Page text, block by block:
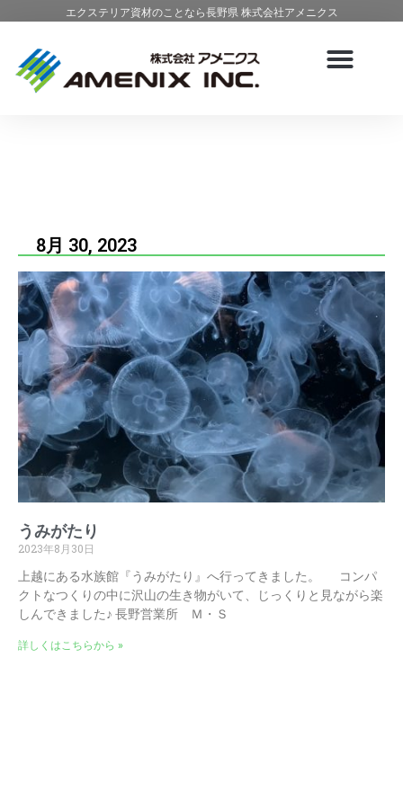
エクステリア資材のことなら長野県 株式会社アメニクス
8月 30, 2023
うみがたり
2023年8月30日
上越にある水族館『うみがたり』へ行ってきました。 コンパ
クトなつくりの中に沢山の生き物がいて、じっくりと見ながら楽
しんできました♪ 長野営業所 Ｍ・Ｓ
詳しくはこちらから »